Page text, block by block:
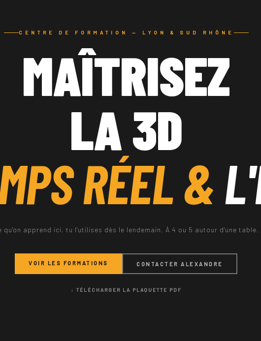
CENTRE DE FORMATION — LYON & SUD RHÔNE
MAÎTRISEZ
LA 3D
RÉEL &
qu'on apprend ici, tu l'utilises dès le lendemain. À 4 ou 5 autour d'une table.
VOIR LES FORMATIONS CONTACTER ALEXANDRE
↓ TÉLÉCHARGER LA PLAQUETTE PDF